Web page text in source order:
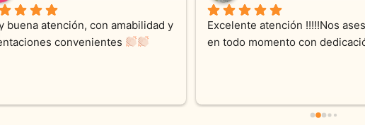
Excelente atención !!!!!Nos asesoraron
en todo momento con dedicación.
Desde el inicio soy clienta
Joyas y siempre muy
recomendable